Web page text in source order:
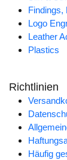
Findings,
Logo
Leather
Plastics
Richtlinien
Häufig